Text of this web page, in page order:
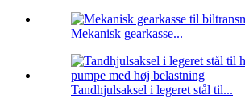
Mekanisk gearkasse...
Tandhjulsaksel i legeret stål til...